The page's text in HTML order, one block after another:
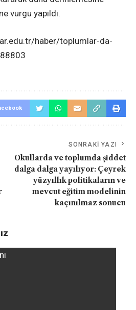
vurgu yapıldı.
haber/toplumlar-da-
SONRAKI YAZI
Okullarda ve toplumda şiddet
dalga dalga yayılıyor: Çeyrek
yüzyıllık politikaların ve
mevcut eğitim modelinin
kaçınılmaz sonucu